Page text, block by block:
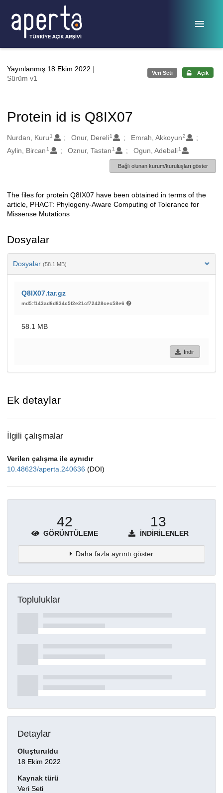
Yayınlanmış 18 Ekim 2022 |
Sürüm v1
Veri Seti Açık
Protein id is Q8IX07
Oluşturanlar
Nurdan, Kuru 1 Onur, Dereli 1 Emrah, Akkoyun2
Aylin, Bircan 1 Oznur, Tastan 1 Ogun, Adebali 1
Bağlı olunan kurum/kuruluşları göster
Açıklama
The files for protein Q8IX07 have been obtained in terms of the
article, PHACT: Phylogeny-Aware Computing of Tolerance for
Missense Mutations
Dosyalar
Dosyalar (58.1 MB)
Q8IX07.tar.gz
md5:f143ad6d834c5f2e21cf72428cec58e6
58.1 MB
İndir
Ek detaylar
İlgili çalışmalar
Verilen çalışma ile aynıdır
10.48623/aperta.240636 (DOI)
42
GÖRÜNTÜLEME
13
İNDIRILENLER
Daha fazla ayrıntı göster
Topluluklar
Detaylar
Oluşturuldu
18 Ekim 2022
Kaynak türü
Veri Seti